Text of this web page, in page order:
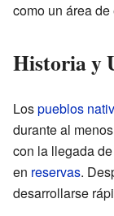
como un área
Historia y
Lospueblos
durante al
con la llegada
en reservas.
desarrollarse